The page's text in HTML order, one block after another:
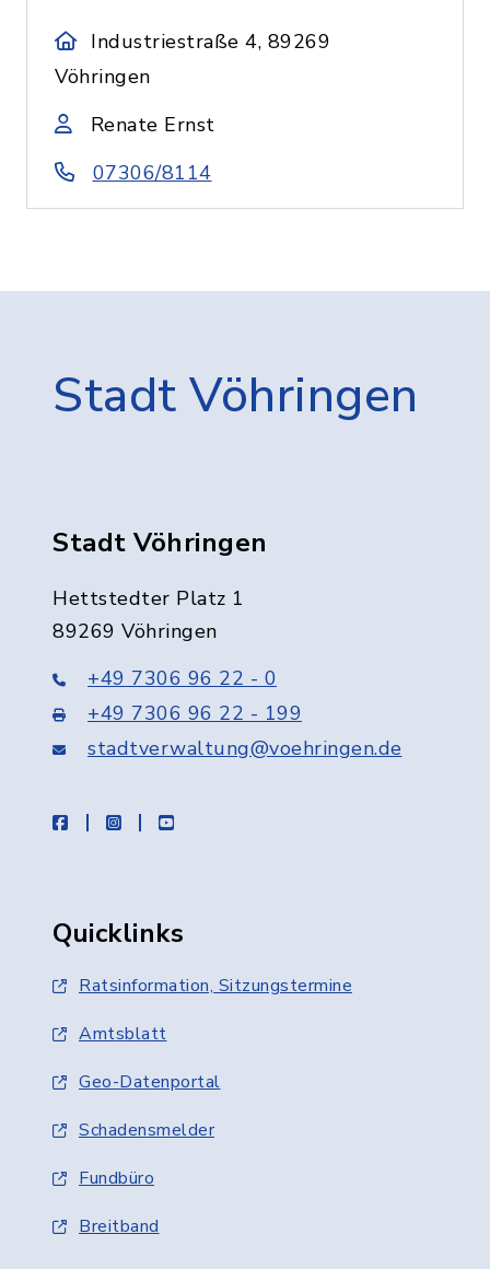
Industriestraße 4, 89269
Vöhringen
Renate Ernst
07306/8114
Stadt Vöhringen
Stadt Vöhringen
Hettstedter Platz 1
89269 Vöhringen
+49 7306 96 22 - 0
+49 7306 96 22 - 199
stadtverwaltung@voehringen.de
facebookinstagramyoutube
Quicklinks
Ratsinformation, Sitzungstermine
Amtsblatt
Geo-Datenportal
Schadensmelder
Fundbüro
Breitband